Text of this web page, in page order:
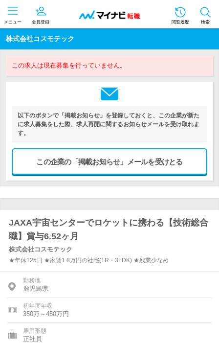
メニュー 会員登録 閲覧履歴 検索
株式会社コスモテック
この求人は現在募集を行っていません。
以下のボタンで「掲載お知らせ」を登録しておくと、この企業が新た
に求人募集をした際、求人再開に関するお知らせメールを受け取れま
す。
この企業の「掲載お知らせ」メールを受けとる
JAXA宇宙センターでロケットに携わる【技術総合
職】賞与6.52ヶ月
株式会社コスモテック
★年休125日 ★家賃1.8万円の社宅(1R・3LDK) ★残業少なめ
勤務地
鹿児島県
初年度年収
350万～450万円
雇用形態
正社員